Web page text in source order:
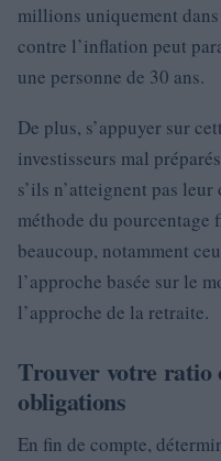
millions uniquement
contre l’inflation peut
une personne de 30 ans.
De plus, s’appuyer sur
investisseurs mal
s’ils n’atteignent pas
méthode du
beaucoup, notamment
l’approche basée sur le
l’approche de la retraite.
Trouver votre ratio
obligations
En fin de compte,